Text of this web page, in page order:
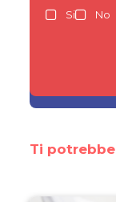
Si
No
Ti